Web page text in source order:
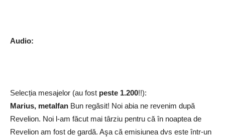
Audio:
Selecția mesajelor (au fost peste 1.200!!):
Marius, metalfan Bun regăsit! Noi abia ne revenim după
Revelion. Noi l-am făcut mai târziu pentru că în noaptea de
Revelion am fost de gardă. Aşa că emisiunea dvs este într-un